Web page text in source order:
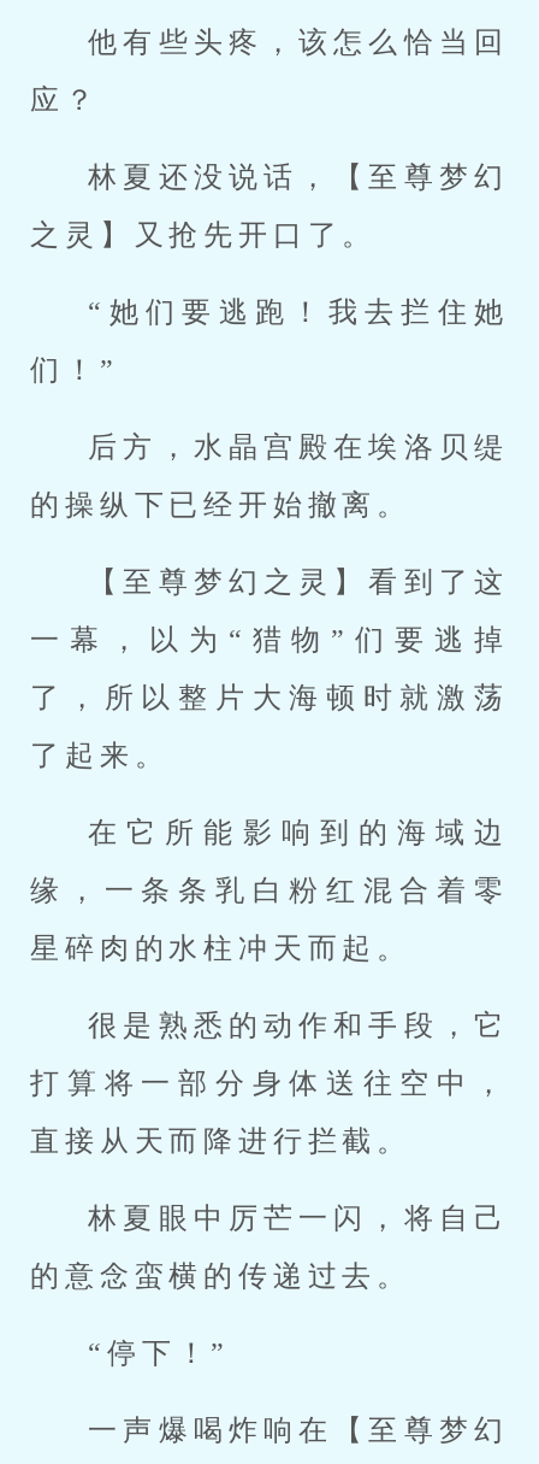
他有些头疼，该怎么恰当回
应？
林夏还没说话，【至尊梦幻
之灵】又抢先开口了。
“她们要逃跑！我去拦住她
们！”
后方，水晶宫殿在埃洛贝缇
的操纵下已经开始撤离。
【至尊梦幻之灵】看到了这
一幕，以为“猎物”们要逃掉
了，所以整片大海顿时就激荡
了起来。
在它所能影响到的海域边
缘，一条条乳白粉红混合着零
星碎肉的水柱冲天而起。
很是熟悉的动作和手段，它
打算将一部分身体送往空中，
直接从天而降进行拦截。
林夏眼中厉芒一闪，将自己
的意念蛮横的传递过去。
“停下！”
一声爆喝炸响在【至尊梦幻